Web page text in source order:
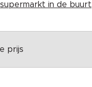
supermarkt in de buurt
prijs